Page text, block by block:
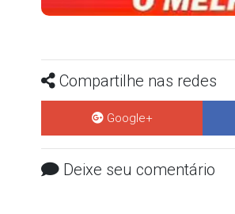
Compartilhe nas redes
Google+
Deixe seu comentário